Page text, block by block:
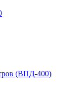
(ВПД-400)